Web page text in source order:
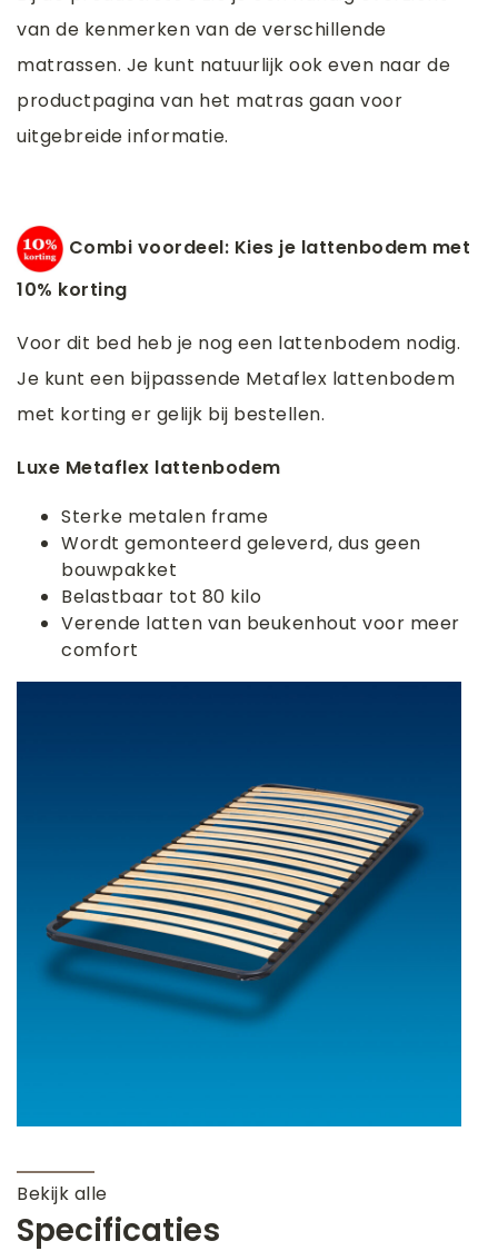
van de kenmerken van de verschillende
matrassen. Je kunt natuurlijk ook even naar de
productpagina van het matras gaan voor
uitgebreide informatie.
Combi voordeel: Kies je lattenbodem met
10% korting
Voor dit bed heb je nog een lattenbodem nodig.
Je kunt een bijpassende Metaflex lattenbodem
met korting er gelijk bij bestellen.
Luxe Metaflex lattenbodem
Sterke metalen frame
Wordt gemonteerd geleverd, dus geen
bouwpakket
Belastbaar tot 80 kilo
Verende latten van beukenhout voor meer
comfort
Bekijk alle
Specificaties